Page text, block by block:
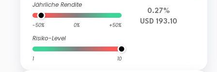
Jährliche Rendite
-50% 0% +50%
Risiko-Level
1 10
0.27%
USD 193.10